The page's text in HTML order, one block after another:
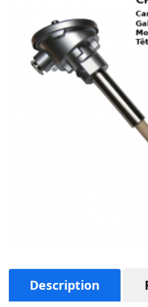
Description